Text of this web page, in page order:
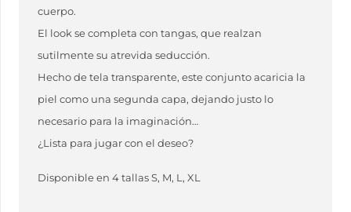
cuerpo.
El look se completa con tangas, que realzan
sutilmente su atrevida seducción.
Hecho de tela transparente, este conjunto acaricia la
piel como una segunda capa, dejando justo lo
necesario para la imaginación…
¿Lista para jugar con el deseo?
Disponible en 4 tallas S, M, L, XL